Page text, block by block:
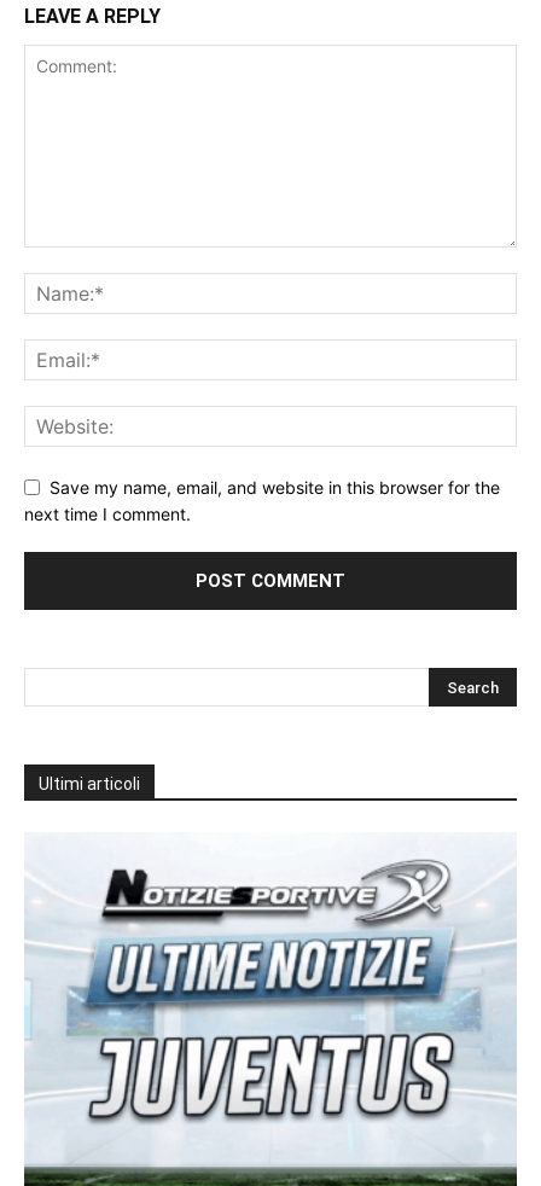
LEAVE A REPLY
Save my name, email, and website in this browser for the
next time I comment.
Ultimi articoli